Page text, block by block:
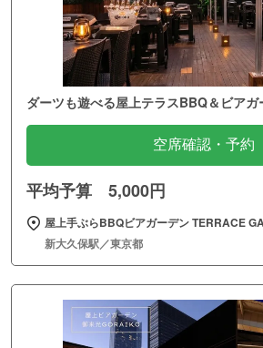
ダーツも遊べる屋上テラスBBQ＆ビアガ
空席確認・予約
平均予算 5,000円
屋上手ぶらBBQビアガーデン TERRACE
新大久保駅／東京都